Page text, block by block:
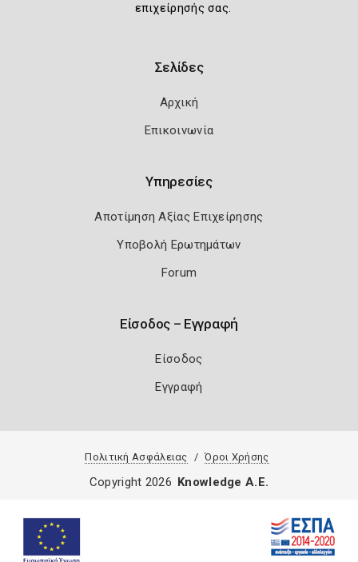
επιχείρησής σας.
Σελίδες
Αρχική
Επικοινωνία
Υπηρεσίες
Αποτίμηση Αξίας Επιχείρησης
Υποβολή Ερωτημάτων
Forum
Είσοδος – Εγγραφή
Είσοδος
Εγγραφή
Πολιτική Ασφάλειας Όροι Χρήσης
Copyright 2026 Knowledge A.E.